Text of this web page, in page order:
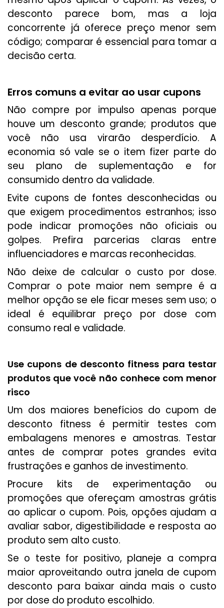
desconto parece bom, mas a loja
concorrente já oferece preço menor sem
código; comparar é essencial para tomar a
decisão certa.
Erros comuns a evitar ao usar cupons
Não compre por impulso apenas porque
houve um desconto grande; produtos que
você não usa virarão desperdício. A
economia só vale se o item fizer parte do
seu plano de suplementação e for
consumido dentro da validade.
Evite cupons de fontes desconhecidas ou
que exigem procedimentos estranhos; isso
pode indicar promoções não oficiais ou
golpes. Prefira parcerias claras entre
influenciadores e marcas reconhecidas.
Não deixe de calcular o custo por dose.
Comprar o pote maior nem sempre é a
melhor opção se ele ficar meses sem uso; o
ideal é equilibrar preço por dose com
consumo real e validade.
Use cupons de desconto fitness para testar
produtos que você não conhece com menor
risco
Um dos maiores benefícios do cupom de
desconto fitness é permitir testes com
embalagens menores e amostras. Testar
antes de comprar potes grandes evita
frustrações e ganhos de investimento.
Procure kits de experimentação ou
promoções que ofereçam amostras grátis
ao aplicar o cupom. Pois, opções ajudam a
avaliar sabor, digestibilidade e resposta ao
produto sem alto custo.
Se o teste for positivo, planeje a compra
maior aproveitando outra janela de cupom
desconto para baixar ainda mais o custo
por dose do produto escolhido.